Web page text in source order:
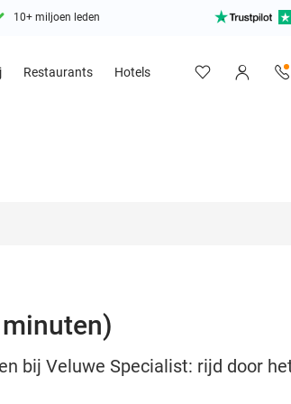
10+ miljoen leden
Restaurants Hotels
bij Veluwe Specialist: rijd door